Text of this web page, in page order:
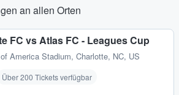
an allen Orten
FC vs Atlas FC - Leagues Cup
America Stadium, Charlotte, NC, US
Über 200 Tickets verfügbar